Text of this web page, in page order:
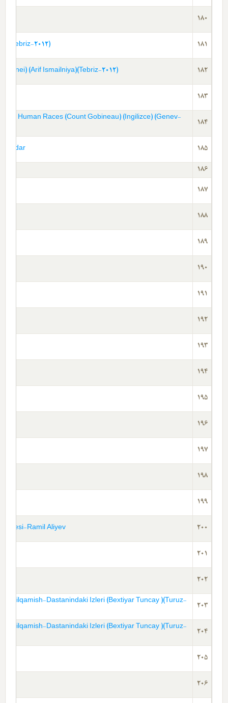
180
181
2012)
182
Alinei) (Arif Ismailniya)(Tebriz-2012)
183
184
Of Human Races (Count Gobineau) (Ingilizce) (Genev-
185
Aladar
186
187
188
189
190
191
192
193
194
195
196
197
198
199
200
Ramil Aliyev
201
202
203
Bilqamish-Dastanindaki Izleri (Bextiyar Tuncay )(Turuz-
204
Bilqamish-Dastanindaki Izleri (Bextiyar Tuncay )(Turuz-
205
206